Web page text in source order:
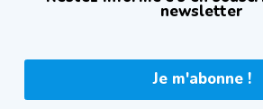
newsletter
Je m'abonne !